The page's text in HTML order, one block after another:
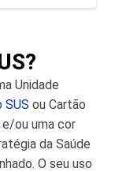
Unidade
SUS ou Cartão
e/ou uma cor
da Saúde
O seu uso